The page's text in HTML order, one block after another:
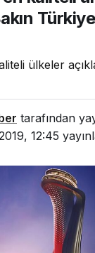
ülkeler
tarafından
12:45